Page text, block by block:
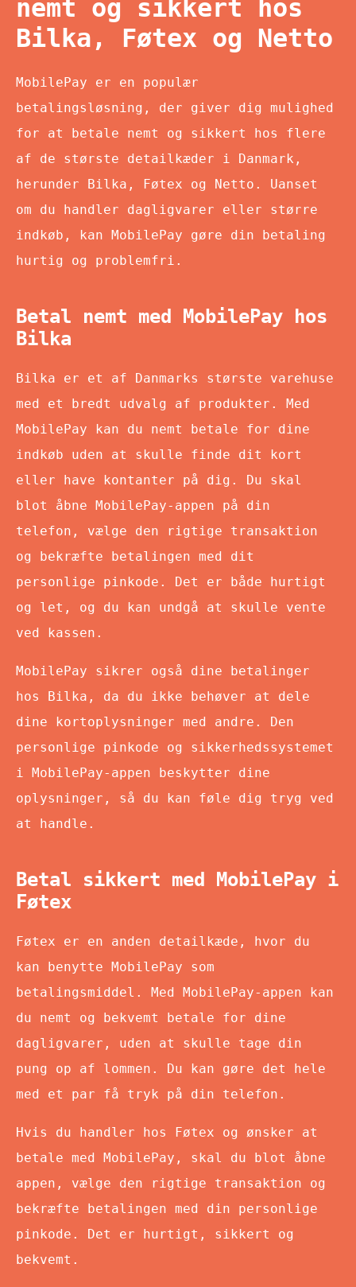
nemt og sikkert hos
Bilka, Føtex og Netto
MobilePay er en populær
betalingsløsning, der giver dig mulighed
for at betale nemt og sikkert hos flere
af de største detailkæder i Danmark,
herunder Bilka, Føtex og Netto. Uanset
om du handler dagligvarer eller større
indkøb, kan MobilePay gøre din betaling
hurtig og problemfri.
Betal nemt med MobilePay hos
Bilka
Bilka er et af Danmarks største varehuse
med et bredt udvalg af produkter. Med
MobilePay kan du nemt betale for dine
indkøb uden at skulle finde dit kort
eller have kontanter på dig. Du skal
blot åbne MobilePay-appen på din
telefon, vælge den rigtige transaktion
og bekræfte betalingen med dit
personlige pinkode. Det er både hurtigt
og let, og du kan undgå at skulle vente
ved kassen.
MobilePay sikrer også dine betalinger
hos Bilka, da du ikke behøver at dele
dine kortoplysninger med andre. Den
personlige pinkode og sikkerhedssystemet
i MobilePay-appen beskytter dine
oplysninger, så du kan føle dig tryg ved
at handle.
Betal sikkert med MobilePay i
Føtex
Føtex er en anden detailkæde, hvor du
kan benytte MobilePay som
betalingsmiddel. Med MobilePay-appen kan
du nemt og bekvemt betale for dine
dagligvarer, uden at skulle tage din
pung op af lommen. Du kan gøre det hele
med et par få tryk på din telefon.
Hvis du handler hos Føtex og ønsker at
betale med MobilePay, skal du blot åbne
appen, vælge den rigtige transaktion og
bekræfte betalingen med din personlige
pinkode. Det er hurtigt, sikkert og
bekvemt.